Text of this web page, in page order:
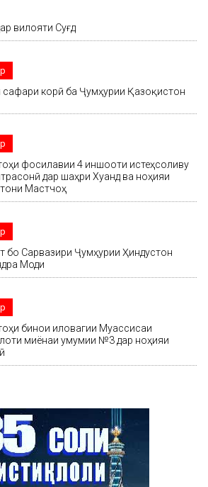
вилояти Суғд
сафари корӣ ба Ҷумҳурии Қазоқистон
фосилавии 4 иншооти истеҳсоливу
дар шаҳри Хуҷанд ва ноҳияи
Мастчоҳ
бо Сарвазири Ҷумҳурии Ҳиндустон
Моди
бинои иловагии Муассисаи
миёнаи умумии №3 дар ноҳияи